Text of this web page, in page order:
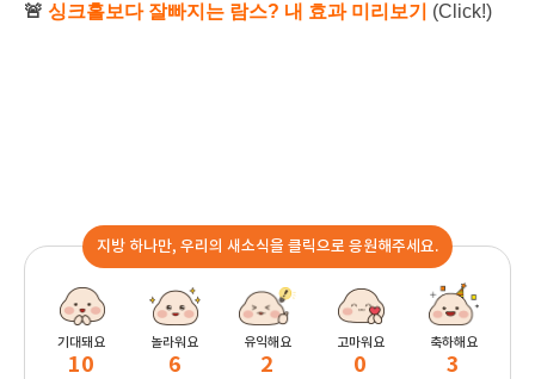
🚨 싱크홀보다 잘빠지는 람스? 내 효과 미리보기 (Click!)
지방 하나만, 우리의 새소식을 클릭으로 응원해주세요.
기대돼요
10
놀라워요
6
유익해요
2
고마워요
0
축하해요
3